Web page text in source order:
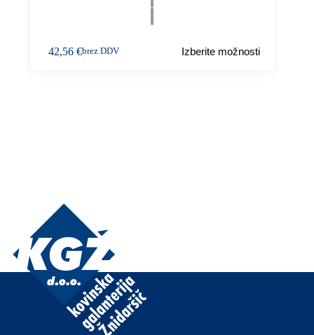
42,56 €brez DDV Izberite možnosti
izdelek